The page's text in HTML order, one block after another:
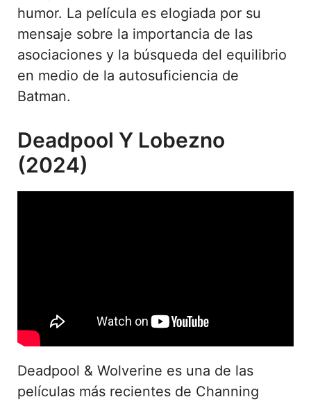
humor. La película es elogiada por su
mensaje sobre la importancia de las
asociaciones y la búsqueda del equilibrio
en medio de la autosuficiencia de
Batman.
Deadpool Y Lobezno
(2024)
Deadpool & Wolverine es una de las
películas más recientes de Channing